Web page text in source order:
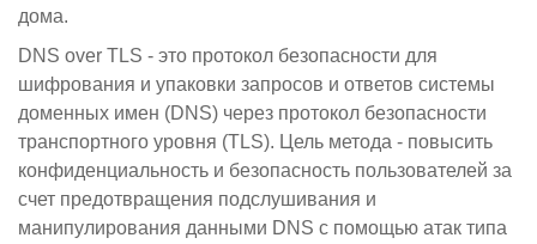
дома.
DNS over TLS - это протокол безопасности для
шифрования и упаковки запросов и ответов системы
доменных имен (DNS) через протокол безопасности
транспортного уровня (TLS). Цель метода - повысить
конфиденциальность и безопасность пользователей за
счет предотвращения подслушивания и
манипулирования данными DNS с помощью атак типа